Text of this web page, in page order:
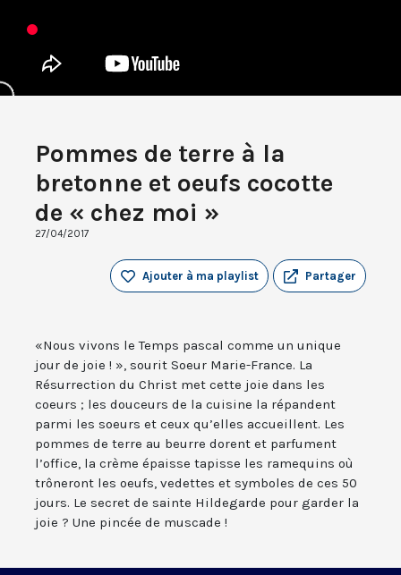
Pommes de terre à la
bretonne et oeufs cocotte
de « chez moi »
27/04/2017
Partager
Ajouter à ma playlist
«Nous vivons le Temps pascal comme un unique
jour de joie ! », sourit Soeur Marie-France. La
Résurrection du Christ met cette joie dans les
coeurs ; les douceurs de la cuisine la répandent
parmi les soeurs et ceux qu’elles accueillent. Les
pommes de terre au beurre dorent et parfument
l’office, la crème épaisse tapisse les ramequins où
trôneront les oeufs, vedettes et symboles de ces 50
jours. Le secret de sainte Hildegarde pour garder la
joie ? Une pincée de muscade !